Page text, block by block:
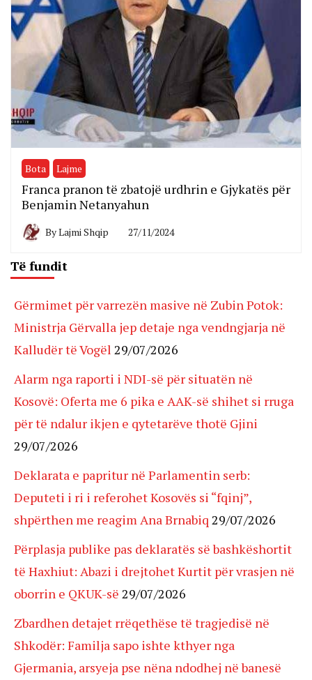
Bota Lajme
Franca pranon të zbatojë urdhrin e Gjykatës për
Benjamin Netanyahun
ByLajmi Shqip 27/11/2024
Të fundit
Gërmimet për varrezën masive në Zubin Potok:
Ministrja Gërvalla jep detaje nga vendngjarja në
Kalludër të Vogël 29/07/2026
Alarm nga raporti i NDI-së për situatën në
Kosovë: Oferta me 6 pika e AAK-së shihet si rruga
për të ndalur ikjen e qytetarëve thotë Gjini
29/07/2026
Deklarata e papritur në Parlamentin serb:
Deputeti i ri i referohet Kosovës si “fqinj”,
shpërthen me reagim Ana Brnabiq 29/07/2026
Përplasja publike pas deklaratës së bashkëshortit
të Haxhiut: Abazi i drejtohet Kurtit për vrasjen në
oborrin e QKUK-së 29/07/2026
Zbardhen detajet rrëqethëse të tragjedisë në
Shkodër: Familja sapo ishte kthyer nga
Gjermania, arsyeja pse nëna ndodhej në banesë